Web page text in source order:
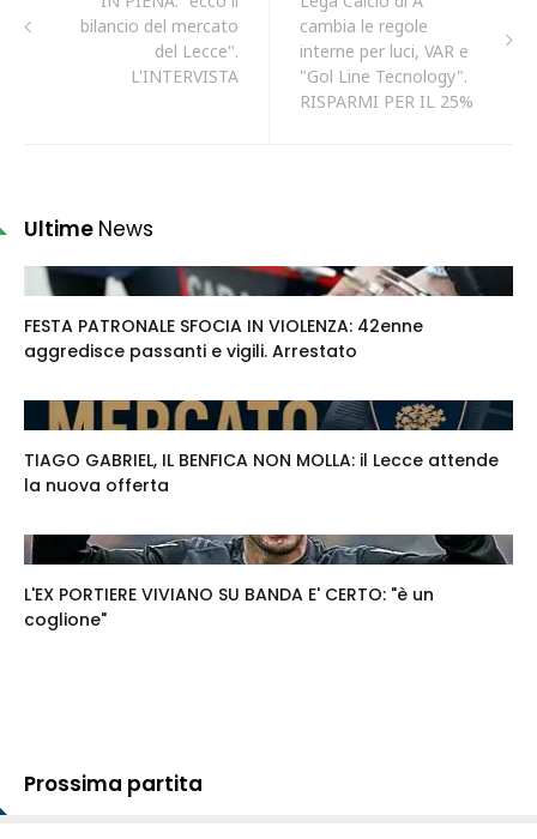
bilancio del mercato
del Lecce".
L'INTERVISTA
cambia le regole
interne per luci, VAR e
"Gol Line Tecnology".
RISPARMI PER IL 25%
Ultime News
FESTA PATRONALE SFOCIA IN VIOLENZA: 42enne
aggredisce passanti e vigili. Arrestato
TIAGO GABRIEL, IL BENFICA NON MOLLA: il Lecce attende
la nuova offerta
L'EX PORTIERE VIVIANO SU BANDA E' CERTO: "è un
coglione"
Prossima partita